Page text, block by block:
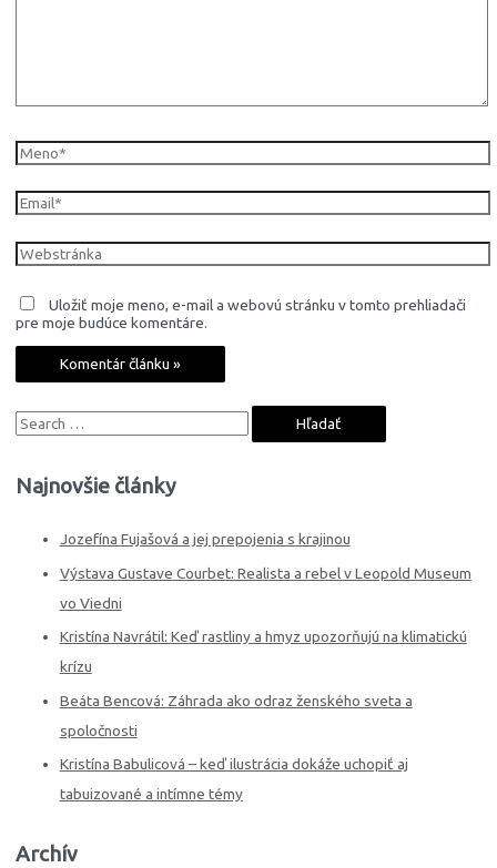
Meno*
Email*
Webstránka
Uložiť moje meno, e-mail a webovú stránku v tomto prehliadači
pre moje budúce komentáre.
S
aNajnovšie články
Jozefína Fujašová a jej prepojenia s krajinou
Výstava Gustave Courbet: Realista a rebel v Leopold Museum
vo Viedni
Kristína Navrátil: Keď rastliny a hmyz upozorňujú na klimatickú
krízu
Beáta Bencová: Záhrada ako odraz ženského sveta a
spoločnosti
Kristína Babulicová – keď ilustrácia dokáže uchopiť aj
tabuizované a intímne témy
Archív